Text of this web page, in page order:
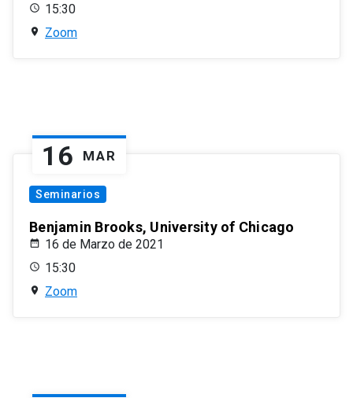
15:30
Zoom
16 MAR
Seminarios
Benjamin Brooks, University of Chicago
16 de Marzo de 2021
15:30
Zoom